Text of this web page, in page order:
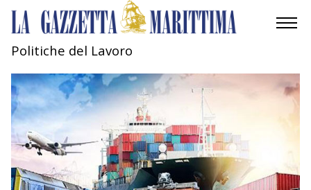
MOBILITÀ
INDUSTRIA
RICERCA
Politiche del Lavoro